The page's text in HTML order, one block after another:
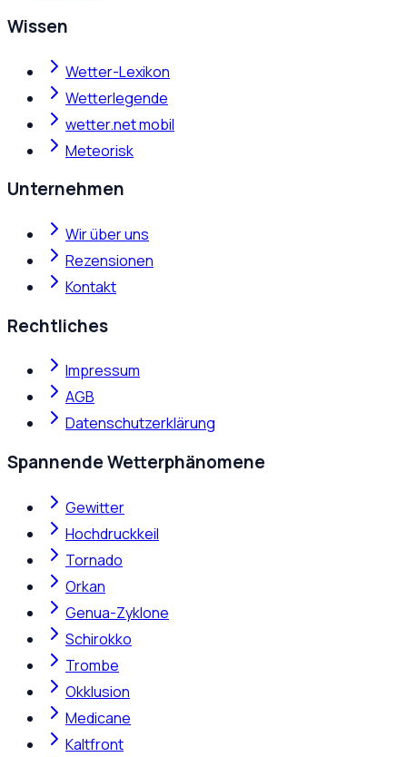
Wissen
Wetter-Lexikon
Wetterlegende
wetter.net mobil
Meteorisk
Unternehmen
Wir über uns
Rezensionen
Kontakt
Rechtliches
Impressum
AGB
Datenschutzerklärung
Spannende Wetterphänomene
Gewitter
Hochdruckkeil
Tornado
Orkan
Genua-Zyklone
Schirokko
Trombe
Okklusion
Medicane
Kaltfront